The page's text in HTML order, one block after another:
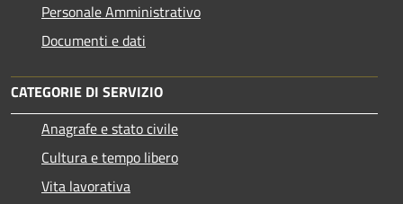
Personale Amministrativo
Documenti e dati
CATEGORIE DI SERVIZIO
Anagrafe e stato civile
Cultura e tempo libero
Vita lavorativa